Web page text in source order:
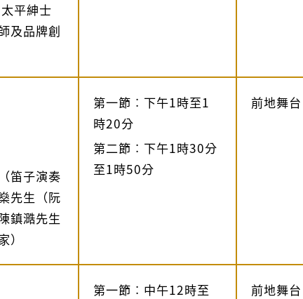
平紳士
及品牌創
笛子演奏
先生（阮
鎮㵆先生
）
第一節︰下午1時至1
時20分
第二節︰下午1時30分
至1時50分
前地舞台
第一節︰中午12時至
前地舞台